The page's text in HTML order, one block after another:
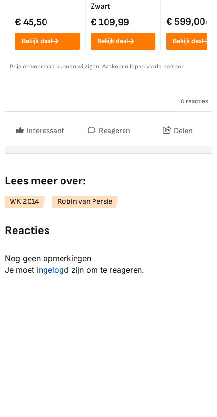
€ 45,50
Bekijk deal
Zwart
€ 109,99
Bekijk deal
€ 599,00€
Bekijk deal
Prijs en voorraad kunnen wijzigen. Aankopen lopen via de partner.
0 reacties
Interessant Reageren Delen
Lees meer over:
WK 2014 Robin van Persie
Reacties
Nog geen opmerkingen
Je moet ingelogd zijn om te reageren.